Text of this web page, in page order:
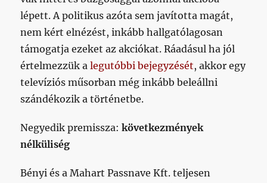
lépett. A politikus azóta sem javította magát,
nem kért elnézést, inkább hallgatólagosan
támogatja ezeket az akciókat. Ráadásul ha jól
értelmezzük alegutóbbi bejegyzését, akkor egy
televíziós műsorban még inkább beleállni
szándékozik a történetbe.
Negyedik premissza:következmények
nélküliség
Bényi és a Mahart Passnave Kft. teljesen